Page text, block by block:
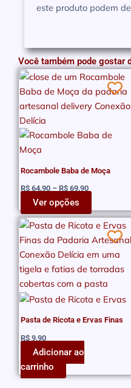
este produto podem
Você também pode gostar
Rocambole Baba de Moça
R$ 64,90 – R$ 69,90
Faixa
preço:
R$ 64,90
Ver opções
Este
produto
tem
várias
variantes.
As
ser
escolhidas
na
página
do
produto
Pasta de Ricota e Ervas Finas
R$ 9,90
Adicionar ao
carrinho